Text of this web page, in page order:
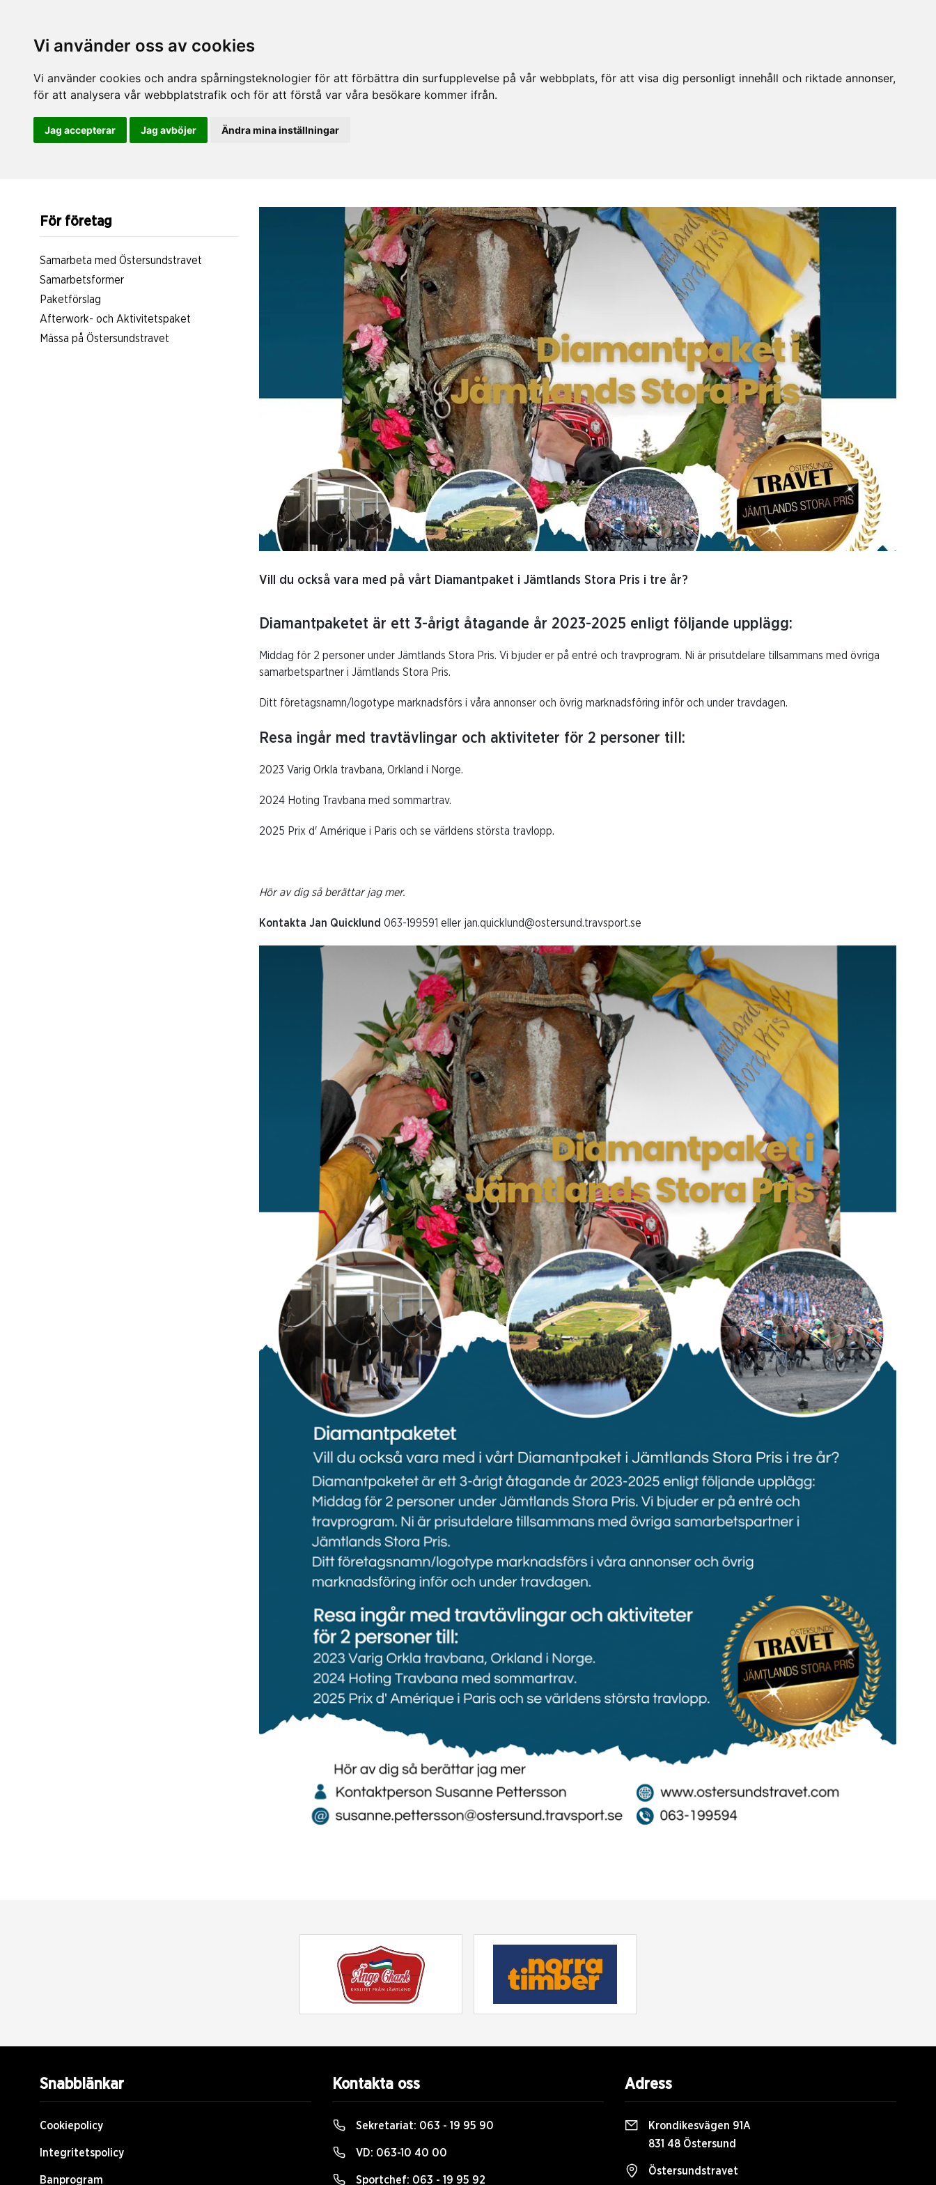
Vi använder oss av cookies
Vi använder cookies och andra spårningsteknologier för att förbättra din surfupplevelse på vår webbplats, för att visa dig personligt innehåll och riktade annonser,
för att analysera vår webbplatstrafik och för att förstå var våra besökare kommer ifrån.
Jag accepterar Jag avböjer Ändra mina inställningar
För företag
Samarbeta med Östersundstravet
Samarbetsformer
Paketförslag
Afterwork- och Aktivitetspaket
Mässa på Östersundstravet
Vill du också vara med på vårt Diamantpaket i Jämtlands Stora Pris i tre år?
Diamantpaketet är ett 3-årigt åtagande år 2023-2025 enligt följande upplägg:
Middag för 2 personer under Jämtlands Stora Pris. Vi bjuder er på entré och travprogram. Ni är prisutdelare tillsammans med övriga
samarbetspartner i Jämtlands Stora Pris.
Ditt företagsnamn/logotype marknadsförs i våra annonser och övrig marknadsföring inför och under travdagen.
Resa ingår med travtävlingar och aktiviteter för 2 personer till:
2023 Varig Orkla travbana, Orkland i Norge.
2024 Hoting Travbana med sommartrav.
2025 Prix d' Amérique i Paris och se världens största travlopp.
Hör av dig så berättar jag mer.
Kontakta Jan Quicklund 063-199591 eller jan.quicklund@ostersund.travsport.se
Snabblänkar
Cookiepolicy
Integritetspolicy
Banprogram
Kontakta oss
Sekretariat: 063 - 19 95 90
VD: 063-10 40 00
Sportchef: 063 - 19 95 92
Adress
Krondikesvägen 91A
831 48 Östersund
Östersundstravet